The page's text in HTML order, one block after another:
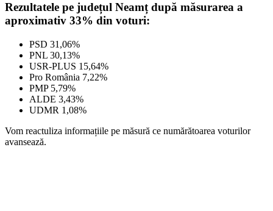
Rezultatele pe județul Neamț după măsurarea a
aproximativ 33% din voturi:
PSD 31,06%
PNL 30,13%
USR-PLUS 15,64%
Pro România 7,22%
PMP 5,79%
ALDE 3,43%
UDMR 1,08%
Vom reactuliza informațiile pe măsură ce numărătoarea voturilor
avansează.